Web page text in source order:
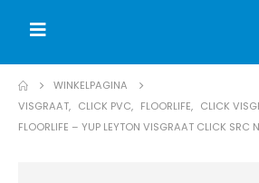
WINKELPAGINA
VISGRAAT, CLICK PVC, FLOORLIFE, CLICK
FLOORLIFE – YUP LEYTON VISGRAAT CLICK SRC